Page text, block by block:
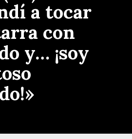
a tocar
con
y… ¡soy